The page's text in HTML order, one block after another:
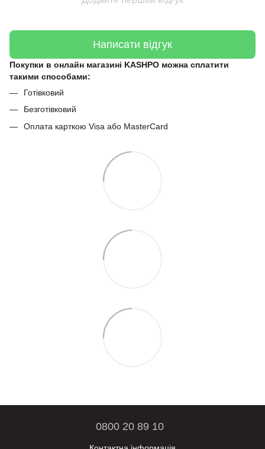
Написати відгук
Покупки в онлайн магазині KASHPO можна сплатити
такими способами:
Готівковий
Безготівковий
Оплата карткою Visa або MasterCard
0800 20 89 10